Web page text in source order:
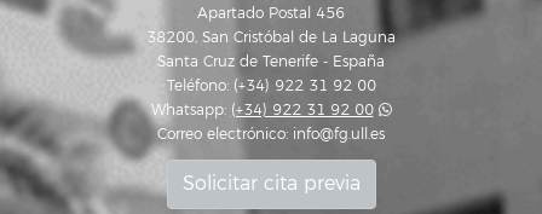
Apartado Postal 456
38200, San Cristóbal de La Laguna
Santa Cruz de Tenerife - España
Teléfono: (+34) 922 31 92 00
Whatsapp: (+34) 922 31 92 00
Correo electrónico: info@fg.ull.es
Solicitar cita previa